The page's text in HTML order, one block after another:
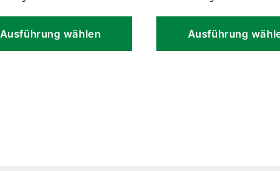
Ausführung wählen
Dieses
weist
Ausführung